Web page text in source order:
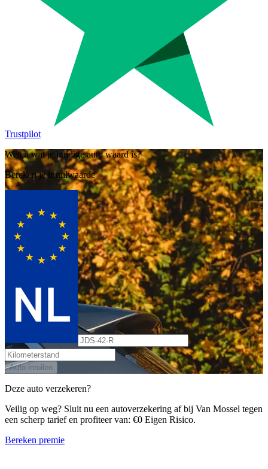
Trustpilot
Weten wat je huidige auto waard is?
Bereken je inruilwaarde
Auto inruilen
Deze auto verzekeren?
Veilig op weg? Sluit nu een autoverzekering af bij Van Mossel tegen
een scherp tarief en profiteer van: €0 Eigen Risico.
Bereken premie